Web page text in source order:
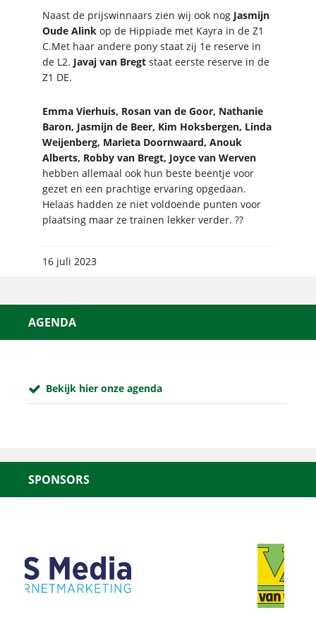
Naast de prijswinnaars zien wij ook nog Jasmijn
Oude Alink op de Hippiade met Kayra in de Z1
C.Met haar andere pony staat zij 1e reserve in
de L2. Javaj van Bregt staat eerste reserve in de
Z1 DE.
Emma Vierhuis, Rosan van de Goor, Nathanie
Baron, Jasmijn de Beer, Kim Hoksbergen, Linda
Weijenberg, Marieta Doornwaard, Anouk
Alberts, Robby van Bregt, Joyce van Werven
hebben allemaal ook hun beste beentje voor
gezet en een prachtige ervaring opgedaan.
Helaas hadden ze niet voldoende punten voor
plaatsing maar ze trainen lekker verder. ??
16 juli 2023
AGENDA
Bekijk hier onze agenda
SPONSORS